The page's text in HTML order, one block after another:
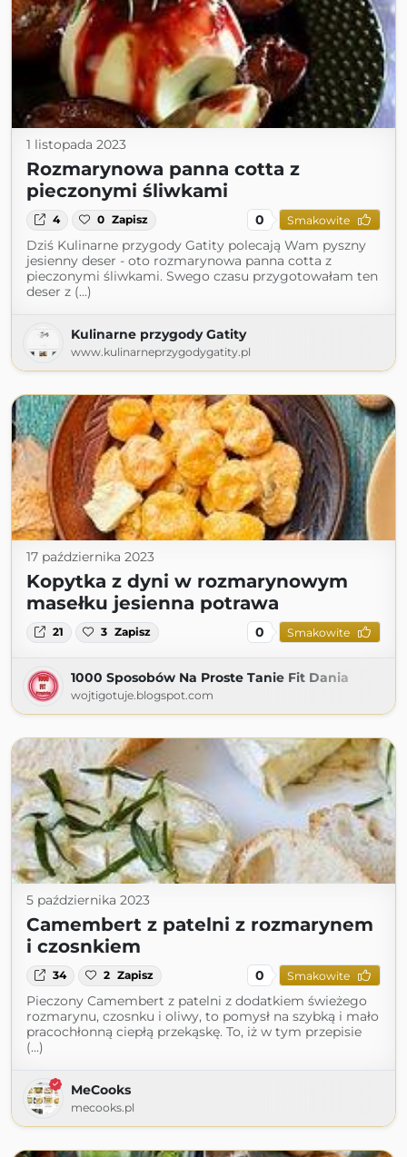
1 listopada 2023
Rozmarynowa panna cotta z
pieczonymi śliwkami
4 0 Zapisz 0 Smakowite
Dziś Kulinarne przygody Gatity polecają Wam pyszny
jesienny deser - oto rozmarynowa panna cotta z
pieczonymi śliwkami. Swego czasu przygotowałam ten
deser z (...)
Kulinarne przygody Gatity
www.kulinarneprzygodygatity.pl
17 października 2023
Kopytka z dyni w rozmarynowym
masełku jesienna potrawa
21 3 Zapisz 0 Smakowite
1000 Sposobów Na Proste Tanie Fit Dania
wojtigotuje.blogspot.com
5 października 2023
Camembert z patelni z rozmarynem
i czosnkiem
34 2 Zapisz 0 Smakowite
Pieczony Camembert z patelni z dodatkiem świeżego
rozmarynu, czosnku i oliwy, to pomysł na szybką i mało
pracochłonną ciepłą przekąskę. To, iż w tym przepisie
(...)
MeCooks
mecooks.pl